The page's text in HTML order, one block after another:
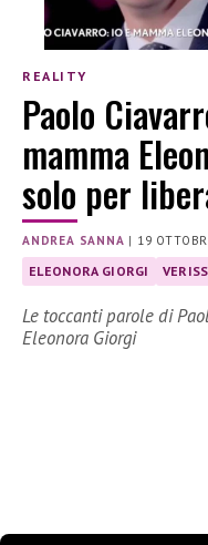
REALITY
Paolo
mamma
solo per
ANDREA SANNA | 19
ELEONORA GIORGI
Le toccanti parole di
Eleonora Giorgi